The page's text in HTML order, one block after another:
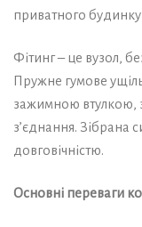
приватного
Фітинг – це вузол,
Пружне гумове
зажимною втулкою,
з’єднання. Зібрана
довговічністю.
Основні переваги